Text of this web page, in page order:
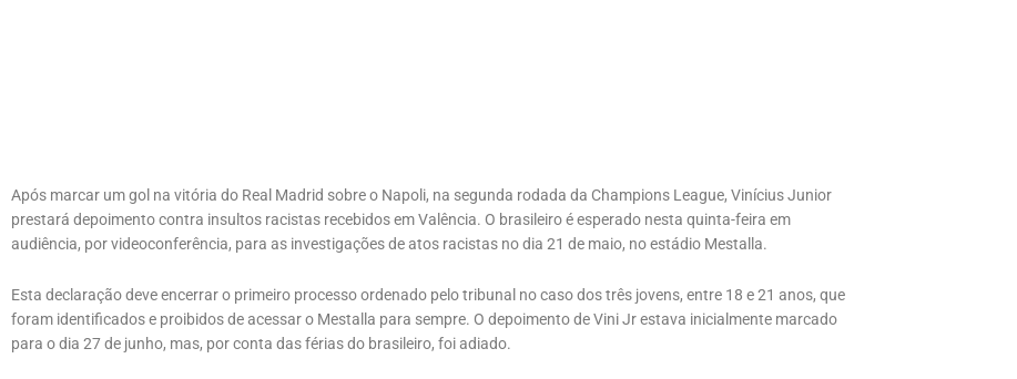
Após marcar um gol na vitória do Real Madrid sobre o Napoli, na segunda rodada da Champions League, Vinícius Junior
prestará depoimento contra insultos racistas recebidos em Valência. O brasileiro é esperado nesta quinta-feira em
audiência, por videoconferência, para as investigações de atos racistas no dia 21 de maio, no estádio Mestalla.
Esta declaração deve encerrar o primeiro processo ordenado pelo tribunal no caso dos três jovens, entre 18 e 21 anos, que
foram identificados e proibidos de acessar o Mestalla para sempre. O depoimento de Vini Jr estava inicialmente marcado
para o dia 27 de junho, mas, por conta das férias do brasileiro, foi adiado.